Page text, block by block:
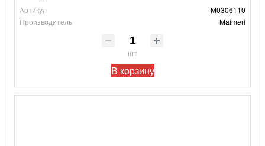
Артикул
М0306110
Производитель
Maimeri
шт
В корзину